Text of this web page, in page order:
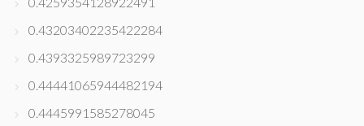
0.43203402235422284
0.4393325989723299
0.44441065944482194
0.4445991585278045